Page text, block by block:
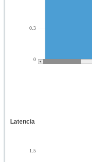
0
0.3
Latencia
1.5